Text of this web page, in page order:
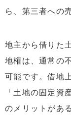
ら、第三者への
地主から借りた
地権は、通常の
可能です。借地
「土地の固定資
のメリットがあ